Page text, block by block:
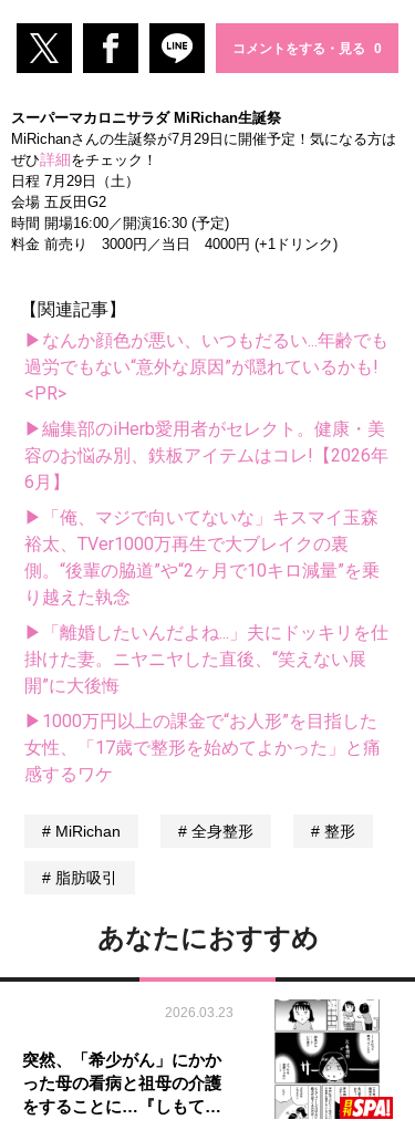
コメントをする・見る
スーパーマカロニサラダ MiRichan生誕祭
MiRichanさんの生誕祭が7月29日に開催予定！気になる方は
ぜひ詳細をチェック！
日程 7月29日（土）
会場 五反田G2
時間 開場16:00／開演16:30 (予定)
料金 前売り 3000円／当日 4000円 (+1ドリンク)
【関連記事】
▶なんか顔色が悪い、いつもだるい...年齢でも
過労でもない“意外な原因”が隠れているかも!
<PR>
▶編集部のiHerb愛用者がセレクト。健康・美
容のお悩み別、鉄板アイテムはコレ!【2026年
6月】
▶「俺、マジで向いてないな」キスマイ玉森
裕太、TVer1000万再生で大ブレイクの裏
側。“後輩の脇道”や“2ヶ月で10キロ減量”を乗
り越えた執念
▶「離婚したいんだよね...」夫にドッキリを仕
掛けた妻。ニヤニヤした直後、“笑えない展
開”に大後悔
▶1000万円以上の課金で“お人形”を目指した
女性、「17歳で整形を始めてよかった」と痛
感するワケ
MiRichan 全身整形 整形
脂肪吸引
あなたにおすすめ
2026.03.23
突然、「希少がん」にかか
った母の看病と祖母の介護
をすることに…『しもて…